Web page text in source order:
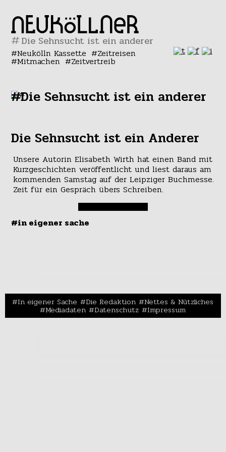
#
Neukölln Kassette Zeitreisen
Mitmachen Zeitvertreib
#Die Sehnsucht ist ein anderer
Die Sehnsucht ist ein Anderer
Unsere Autorin Elisabeth Wirth hat einen Band mit
Kurzgeschichten veröffentlicht und liest daraus am
kommenden Samstag auf der Leipziger Buchmesse.
Zeit für ein Gespräch übers Schreiben.
#in eigener sache
In eigener Sache Die Redaktion Nettes & Nützliches
Mediadaten Datenschutz Impressum